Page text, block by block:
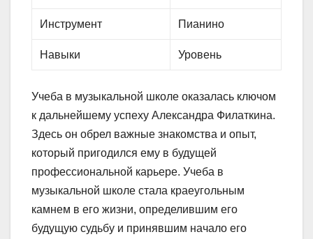
Инструмент Пианино
Навыки Уровень
Учеба в музыкальной школе оказалась ключом
к дальнейшему успеху Александра Филаткина.
Здесь он обрел важные знакомства и опыт,
который пригодился ему в будущей
профессиональной карьере. Учеба в
музыкальной школе стала краеугольным
камнем в его жизни, определившим его
будущую судьбу и принявшим начало его